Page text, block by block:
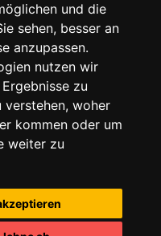
und die
sehen, besser an
anzupassen.
nutzen wir
zu
verstehen, woher
kommen oder um
weiter zu